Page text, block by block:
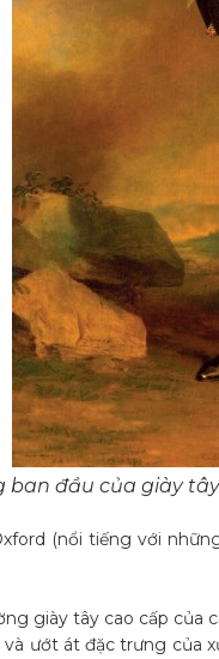
ban đầu của giày
(nổi tiếng với
giày tây cao cấp của
và ướt át đặc trưng